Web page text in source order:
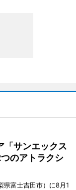
「サンエックス
のアトラクシ
県富士吉田市）に8月1